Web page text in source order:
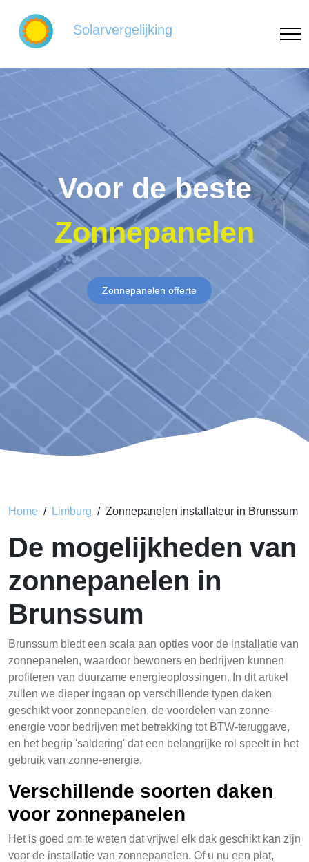
Solarvergelijking
Voor de beste
Zonnepanelen
Zonnepanelen offerte
Home Limburg Zonnepanelen installateur in Brunssum
De mogelijkheden van
zonnepanelen in
Brunssum
Brunssum biedt een scala aan opties voor de installatie van
zonnepanelen, waardoor bewoners en bedrijven kunnen
profiteren van duurzame energieoplossingen. In dit artikel
zullen we dieper ingaan op verschillende typen daken
geschikt voor zonnepanelen, de voordelen van zonne-
energie voor bedrijven met betrekking tot BTW-teruggave,
en het begrip 'saldering' dat een belangrijke rol speelt in het
gebruik van zonne-energie.
Verschillende soorten daken
voor zonnepanelen
Het is goed om te weten dat vrijwel elk dak geschikt kan zijn
voor de installatie van zonnepanelen. Of u nu een plat,